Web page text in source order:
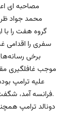
مصاحبه ای
محمد جواد
گروه هفت را
سفری را اقدامی
برخی
موجب غافلگیری
علیه ترامپ
فرانسه آمد، شگفت‌زده نشدم، چون این سفر با او هماهنگ شده بود.
دونالد ترامپ